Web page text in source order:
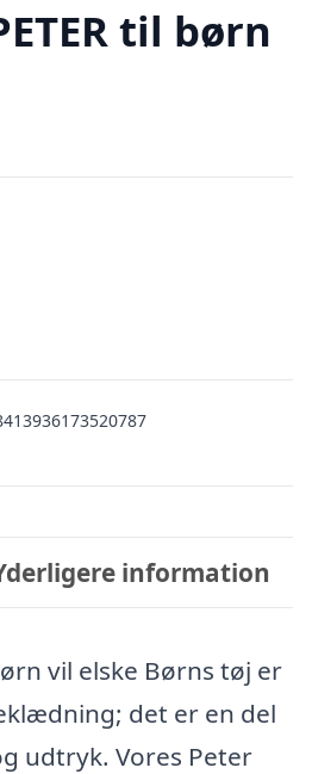
til børn
information
vil elske Børns tøj er
det er en del
udtryk. Vores Peter